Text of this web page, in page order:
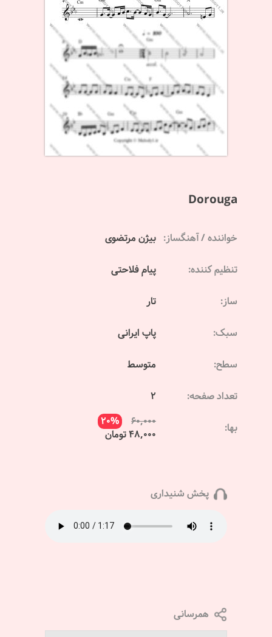
Dorouga
خواننده / آهنگساز: بیژن مرتضوی
تنظیم کننده: پیام فلاحتی
ساز: تار
سبک: پاپ ایرانی
سطح: متوسط
تعداد صفحه: 2
بها: 60,000
20%
48,000 تومان
پخش شنیداری
همرسانی